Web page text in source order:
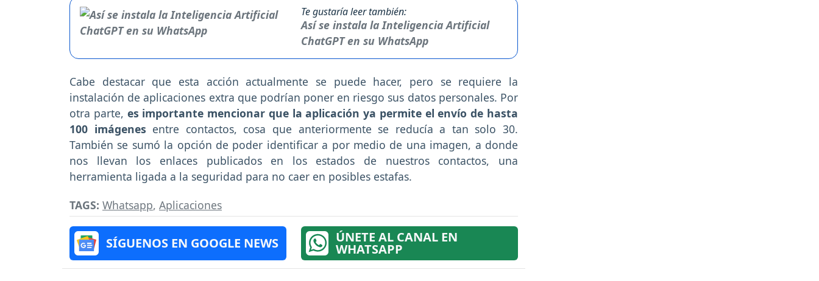
Te gustaría leer también:
Así se instala la Inteligencia Artificial
ChatGPT en su WhatsApp
Cabe destacar que esta acción actualmente se puede hacer, pero se requiere la
instalación de aplicaciones extra que podrían poner en riesgo sus datos personales. Por
otra parte, es importante mencionar que la aplicación ya permite el envío de hasta
100 imágenes entre contactos, cosa que anteriormente se reducía a tan solo 30.
También se sumó la opción de poder identificar a por medio de una imagen, a donde
nos llevan los enlaces publicados en los estados de nuestros contactos, una
herramienta ligada a la seguridad para no caer en posibles estafas.
TAGS: Whatsapp, Aplicaciones
SÍGUENOS EN GOOGLE NEWS ÚNETE AL CANAL EN
WHATSAPP